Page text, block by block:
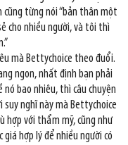
từng nói “bản thân một
cho nhiều người, và tôi thì
mà Bettychoice theo đuổi.
ngon, nhất định bạn phải
nó bao nhiêu, thì câu chuyện
suy nghĩ này mà Bettychoice
hợp với thẩm mỹ, cũng như
giá hợp lý để nhiều người có